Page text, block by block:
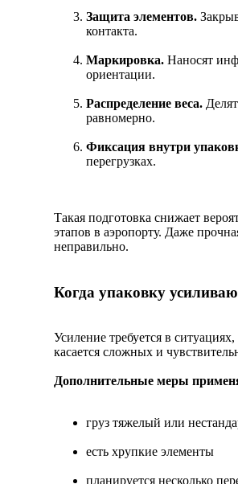
Защита элементов.
контакта.
Маркировка. Наносят
ориентации.
Распределение веса.
равномерно.
Фиксация внутри
перегрузках.
Такая подготовка снижает
этапов в аэропорту. Даже
неправильно.
Когда упаковку
Усиление требуется в
касается сложных и
Дополнительные меры
груз тяжелый или
есть хрупкие элементы
планируется несколько